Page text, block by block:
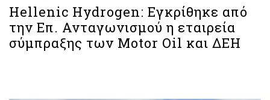
Hellenic Hydrogen: Εγκρίθηκε από
την Επ. Ανταγωνισμού η εταιρεία
σύμπραξης των Motor Oil και ΔΕΗ